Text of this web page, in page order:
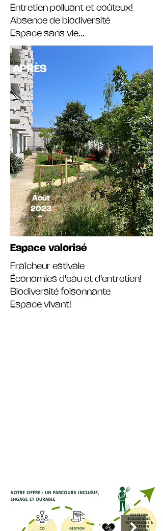
Entretien polluant et coûteux!
Absence de biodiversité
Espace sans vie...
APRÈS
Août
2023
Espace valorisé
Fraîcheur estivale
Économies d'eau et d'entretien!
Biodiversité foisonnante
Espace vivant!